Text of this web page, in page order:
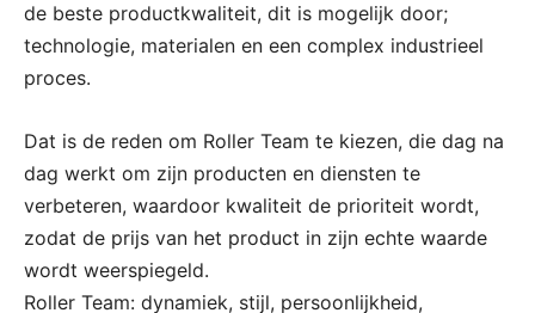
de beste productkwaliteit, dit is mogelijk door;
technologie, materialen en een complex industrieel
proces.
Dat is de reden om Roller Team te kiezen, die dag na
dag werkt om zijn producten en diensten te
verbeteren, waardoor kwaliteit de prioriteit wordt,
zodat de prijs van het product in zijn echte waarde
wordt weerspiegeld.
Roller Team: dynamiek, stijl, persoonlijkheid,